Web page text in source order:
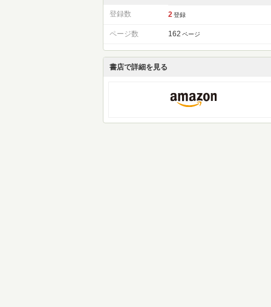
登録数 2 登録
ページ数 162 ページ
書店で詳細を見る